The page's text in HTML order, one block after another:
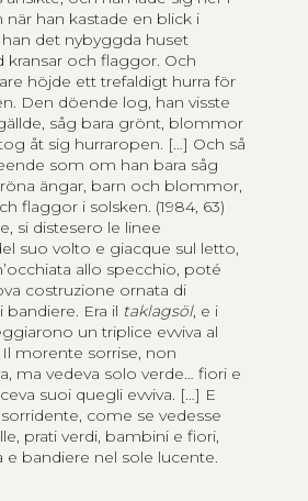
när han kastade en blick i
det nybyggda huset
kransar och flaggor. Och
höjde ett trefaldigt hurra för
Den döende log, han visste
såg bara grönt, blommor
åt sig hurraropen. […] Och så
som om han bara såg
ängar, barn och blommor,
flaggor i solsken. (1984, 63)
si distesero le linee
suo volto e giacque sul letto,
allo specchio, poté
costruzione ornata di
bandiere. Era il taklagsöl, e i
un triplice evviva al
morente sorrise, non
ma vedeva solo verde… fiori e
suoi quegli evviva. […] E
come se vedesse
prati verdi, bambini e fiori,
e bandiere nel sole lucente.